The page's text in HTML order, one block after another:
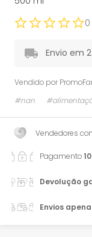
0
Envio em
Vendido por
#nan
Vendedores
Pagamento
Devolução
Envios